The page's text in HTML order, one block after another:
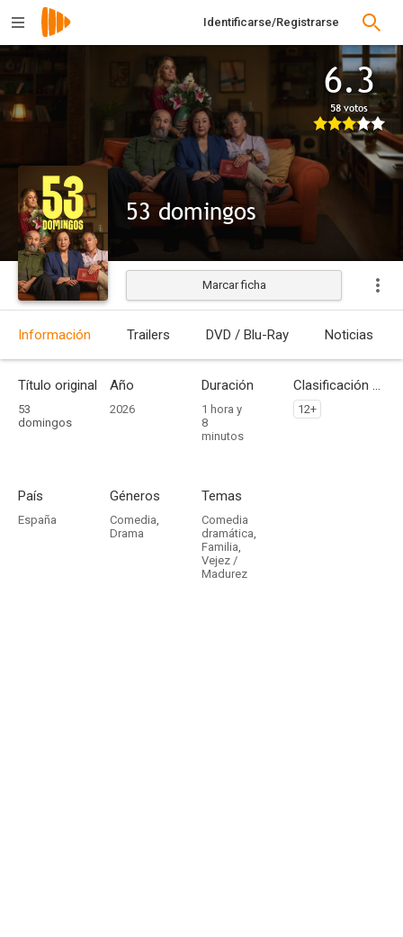
Identificarse/Registrarse
6.3
58 votos
53 domingos
Estrenada
Marcar ficha
Información Trailers DVD / Blu-Ray Noticias
Título original
53
domingos
Año
2026
Duración
1 hora y
8
minutos
Clasificación por edades
12+
País
España
Géneros
Comedia,
Drama
Temas
Comedia
dramática,
Familia,
Vejez /
Madurez